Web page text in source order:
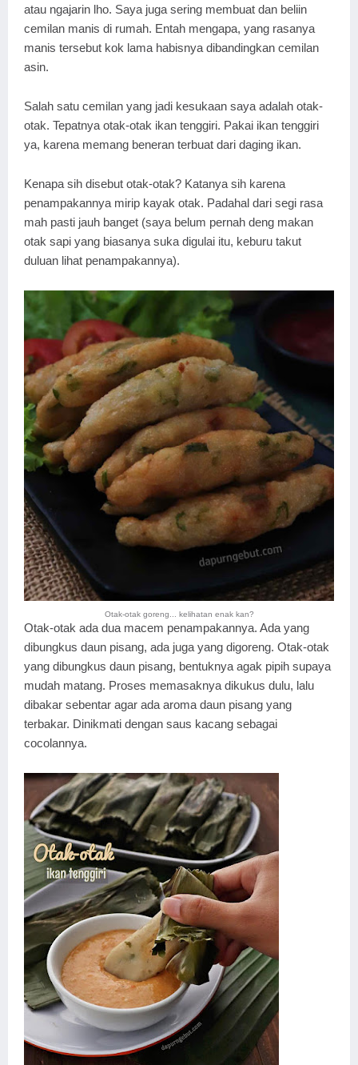
atau ngajarin lho. Saya juga sering membuat dan beliin
cemilan manis di rumah. Entah mengapa, yang rasanya
manis tersebut kok lama habisnya dibandingkan cemilan
asin.
Salah satu cemilan yang jadi kesukaan saya adalah otak-
otak. Tepatnya otak-otak ikan tenggiri. Pakai ikan tenggiri
ya, karena memang beneran terbuat dari daging ikan.
Kenapa sih disebut otak-otak? Katanya sih karena
penampakannya mirip kayak otak. Padahal dari segi rasa
mah pasti jauh banget (saya belum pernah deng makan
otak sapi yang biasanya suka digulai itu, keburu takut
duluan lihat penampakannya).
Otak-otak goreng... kelihatan enak kan?
Otak-otak ada dua macem penampakannya. Ada yang
dibungkus daun pisang, ada juga yang digoreng. Otak-otak
yang dibungkus daun pisang, bentuknya agak pipih supaya
mudah matang. Proses memasaknya dikukus dulu, lalu
dibakar sebentar agar ada aroma daun pisang yang
terbakar. Dinikmati dengan saus kacang sebagai
cocolannya.